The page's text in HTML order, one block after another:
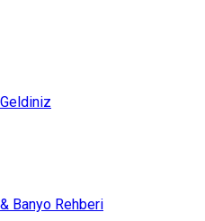
Banyo Rehberi